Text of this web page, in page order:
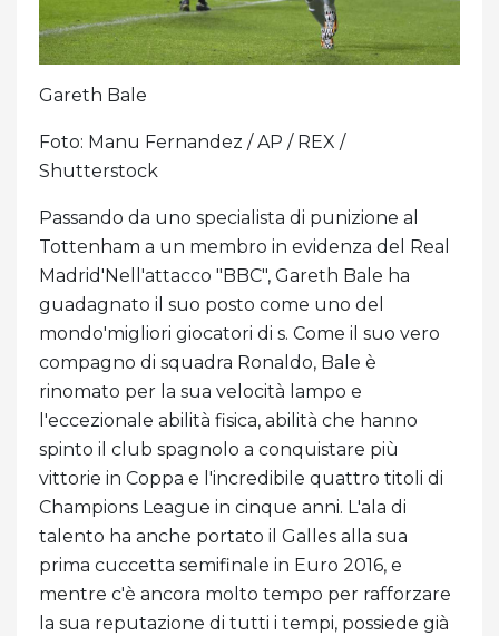
Gareth Bale
Foto: Manu Fernandez / AP / REX /
Shutterstock
Passando da uno specialista di punizione al
Tottenham a un membro in evidenza del Real
Madrid'Nell'attacco "BBC", Gareth Bale ha
guadagnato il suo posto come uno del
mondo'migliori giocatori di s. Come il suo vero
compagno di squadra Ronaldo, Bale è
rinomato per la sua velocità lampo e
l'eccezionale abilità fisica, abilità che hanno
spinto il club spagnolo a conquistare più
vittorie in Coppa e l'incredibile quattro titoli di
Champions League in cinque anni. L'ala di
talento ha anche portato il Galles alla sua
prima cuccetta semifinale in Euro 2016, e
mentre c'è ancora molto tempo per rafforzare
la sua reputazione di tutti i tempi, possiede già